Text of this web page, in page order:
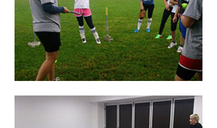
Softbol kadetska reprezentacija
Srbije
Srbija
,
kadeti